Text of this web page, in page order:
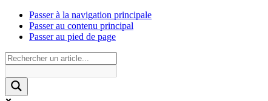
Passer à la navigation principale
Passer au contenu principal
Passer au pied de page